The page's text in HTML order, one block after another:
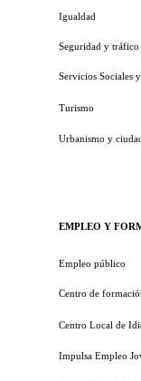
Igualdad
Seguridad y tráfico
Servicios Sociales
Turismo
Urbanismo y ciudad
EMPLEO Y
Empleo público
Centro de
Centro Local de
Impulsa Empleo